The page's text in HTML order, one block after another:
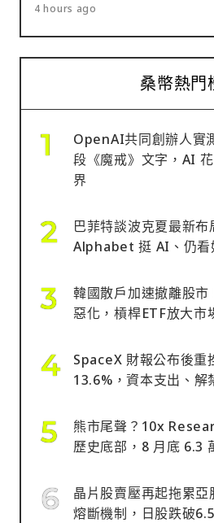
4 hours ago
桑幣熱門
OpenAI共同創辦人實
段《魔戒》文字，AI
界
巴菲特談波克夏最新布
Alphabet 挺 AI、仍看
韓國散戶加速撤離股
惡化，槓桿ETF放大市
SpaceX 財報公布後重
13.6%，資本支出、解
熊市尾聲？10x
歷史底部，8 月底 6.3
晶片股賣壓再起拖累
熔斷機制，日股跌破